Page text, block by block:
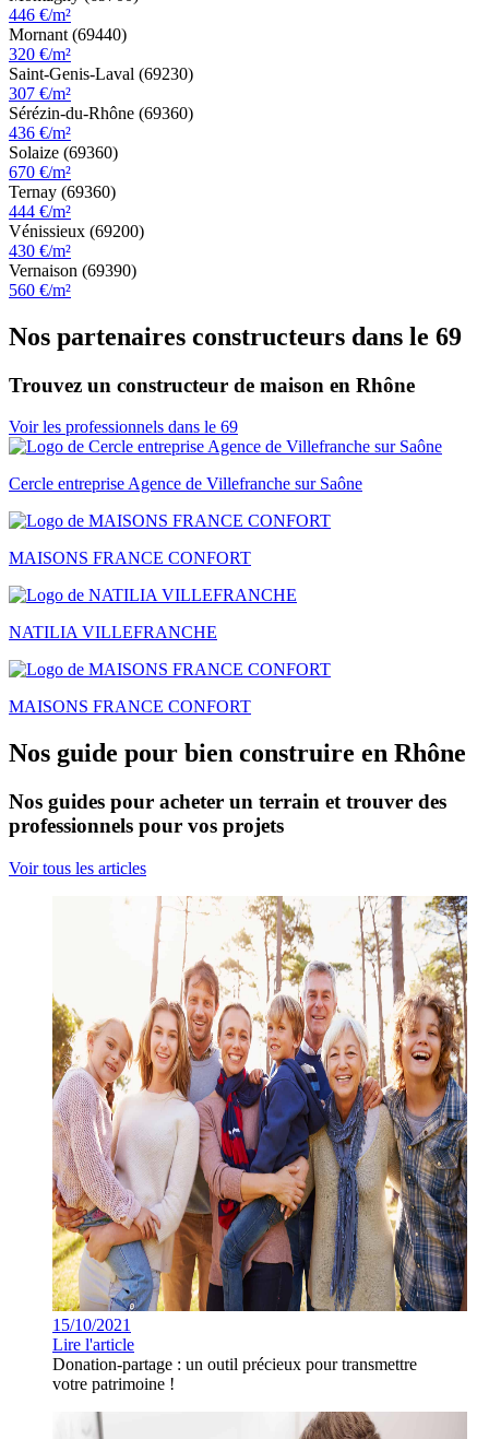
446 €/m²
Mornant (69440)
320 €/m²
Saint-Genis-Laval (69230)
307 €/m²
Sérézin-du-Rhône (69360)
436 €/m²
Solaize (69360)
670 €/m²
Ternay (69360)
444 €/m²
Vénissieux (69200)
430 €/m²
Vernaison (69390)
560 €/m²
Nos partenaires constructeurs dans le 69
Trouvez un constructeur de maison en Rhône
Voir les professionnels dans le 69
Cercle entreprise Agence de Villefranche sur Saône
MAISONS FRANCE CONFORT
NATILIA VILLEFRANCHE
MAISONS FRANCE CONFORT
Nos guide pour bien construire en Rhône
Nos guides pour acheter un terrain et trouver des
professionnels pour vos projets
Voir tous les articles
15/10/2021
Lire l'article
Donation-partage : un outil précieux pour transmettre
votre patrimoine !